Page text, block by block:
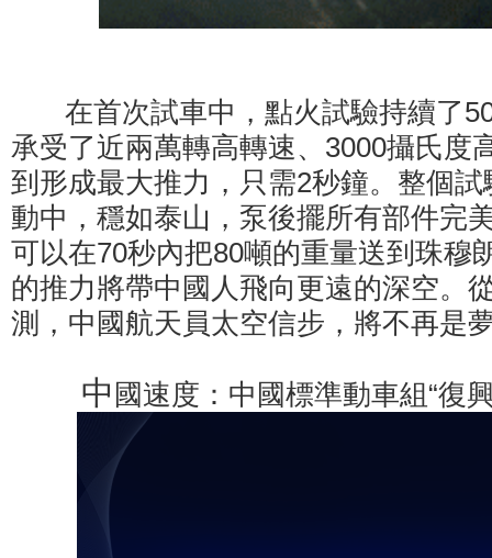
在首次試車中，點火試驗持續了
承受了近兩萬轉高轉速、3000攝氏度
到形成最大推力，只需2秒鐘。整個
動中，穩如泰山，泵後擺所有部件完
可以在70秒內把80噸的重量送到珠穆
的推力將帶中國人飛向更遠的深空。
測，中國航天員太空信步，將不再是
中 國速度：中國標準動車組“復